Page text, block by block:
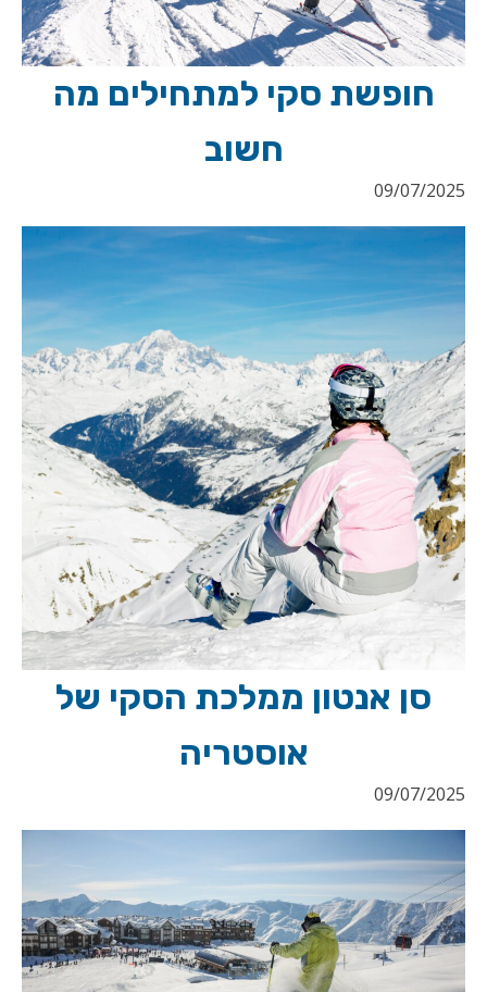
חופשת סקי למתחילים מה
חשוב
09/07/2025
סן אנטון ממלכת הסקי של
אוסטריה
09/07/2025